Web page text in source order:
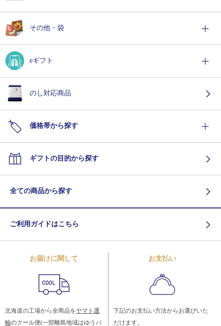
その他・袋
eギフト
のし対応商品
価格帯から探す
ギフトの目的から探す
全ての商品から探す
ご利用ガイドはこちら
お届けに関して
北海道の工場から全商品をヤマト運
輸のクール便(一部離島地域はゆうパ
お支払い
下記のお支払い方法からお選びいた
だけます。